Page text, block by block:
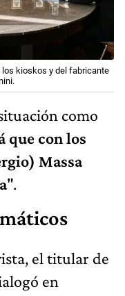
los kioskos y del fabricante
como
que con los
Massa
".
el titular de
en